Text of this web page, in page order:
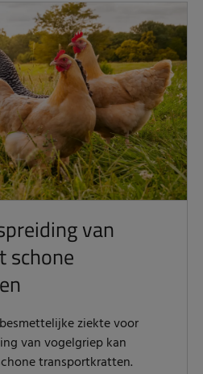
van
schone
ziekte voor
van vogelgriep kan
transportkratten.